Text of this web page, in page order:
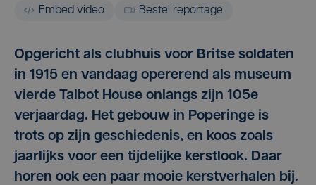
Embed video Bestel reportage
Opgericht als clubhuis voor Britse soldaten
in 1915 en vandaag opererend als museum
vierde Talbot House onlangs zijn 105e
verjaardag. Het gebouw in Poperinge is
trots op zijn geschiedenis, en koos zoals
jaarlijks voor een tijdelijke kerstlook. Daar
horen ook een paar mooie kerstverhalen bij.